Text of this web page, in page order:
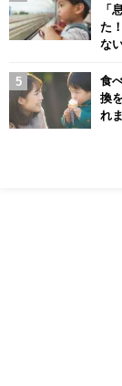
「
た
な
食
換
れ